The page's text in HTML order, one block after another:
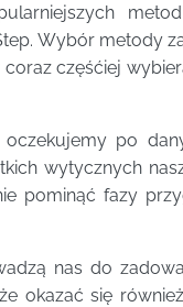
metod
Wybór metody
częśćiej
po
wytycznych
pominąć fazy
nas do
okazać się również